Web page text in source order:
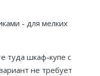
- для мелких
туда шкаф-купе с
не требует